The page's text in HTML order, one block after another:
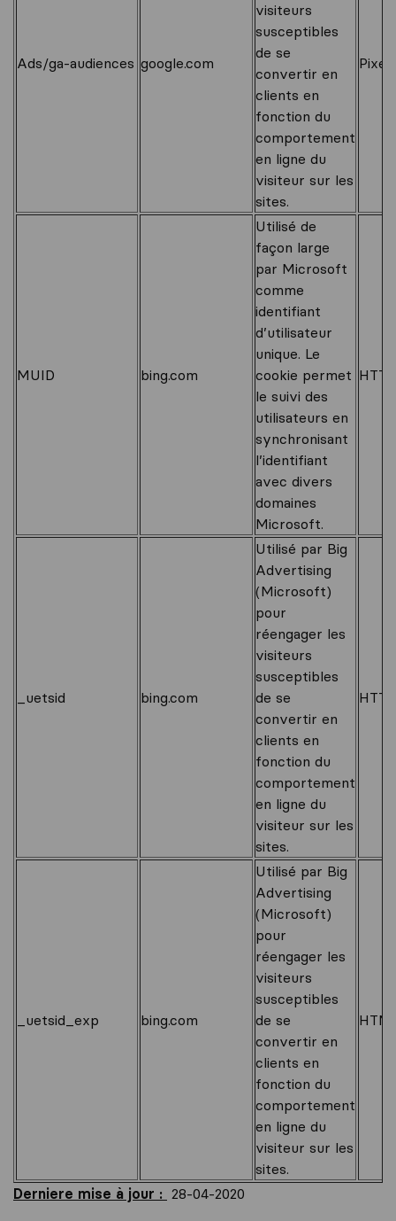
Ads/ga-audiences google.com
visiteurs
susceptibles
de se
convertir en
clients en
fonction du
comportement
en ligne du
visiteur sur les
sites.
Pixel
MUID bing.com
Utilisé de
façon large
par Microsoft
comme
identifiant
d’utilisateur
unique. Le
cookie permet
le suivi des
utilisateurs en
synchronisant
l’identifiant
avec divers
domaines
Microsoft.
HTTP
_uetsid bing.com
Utilisé par Big
Advertising
(Microsoft)
pour
réengager les
visiteurs
susceptibles
de se
convertir en
clients en
fonction du
comportement
en ligne du
visiteur sur les
sites.
HTTP
_uetsid_exp bing.com
Utilisé par Big
Advertising
(Microsoft)
pour
réengager les
visiteurs
susceptibles
de se
convertir en
clients en
fonction du
comportement
en ligne du
visiteur sur les
sites.
Derniere mise à jour : 28-04-2020